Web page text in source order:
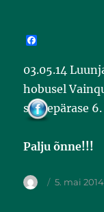
e
b
o
o
k
03.05.14
hobusel
suurepärase
Palju õnne!!!
5. mai 2014